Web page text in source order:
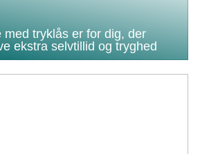
med tryklås er for dig, der
ekstra selvtillid og tryghed